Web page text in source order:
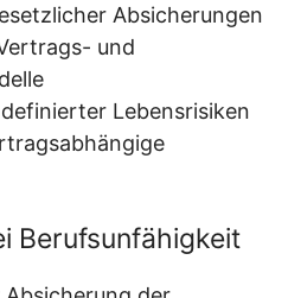
Absicherungen
und
Lebensrisiken
Berufsunfähigkeit